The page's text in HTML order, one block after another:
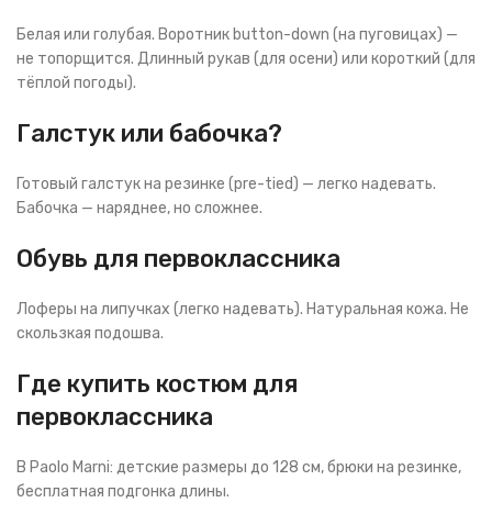
Белая или голубая. Воротник button-down (на пуговицах) —
не топорщится. Длинный рукав (для осени) или короткий (для
тёплой погоды).
Галстук или бабочка?
Готовый галстук на резинке (pre-tied) — легко надевать.
Бабочка — наряднее, но сложнее.
Обувь для первоклассника
Лоферы на липучках (легко надевать). Натуральная кожа. Не
скользкая подошва.
Где купить костюм для
первоклассника
В Paolo Marni: детские размеры до 128 см, брюки на резинке,
бесплатная подгонка длины.